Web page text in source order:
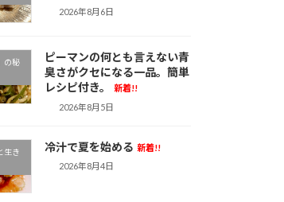
2026年8月6日
の秘
ピーマンの何とも言えない青
臭さがクセになる一品。簡単
レシピ付き。
新着!!
2026年8月5日
生き
冷汁で夏を始める 新着!!
2026年8月4日